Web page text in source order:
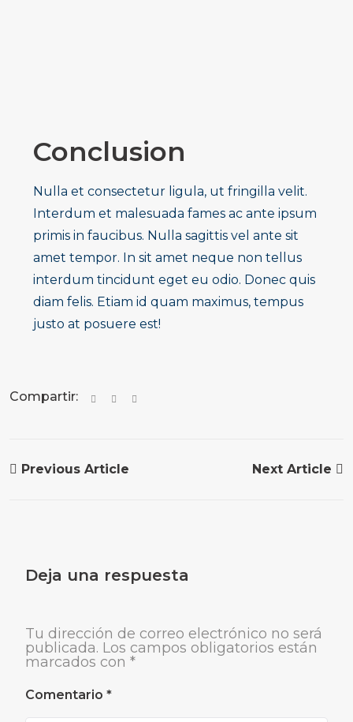
Conclusion
Nulla et consectetur ligula, ut fringilla velit.
Interdum et malesuada fames ac ante ipsum
primis in faucibus. Nulla sagittis vel ante sit
amet tempor. In sit amet neque non tellus
interdum tincidunt eget eu odio. Donec quis
diam felis. Etiam id quam maximus, tempus
justo at posuere est!
Compartir:
Previous Article Next Article
Deja una respuesta
Tu dirección de correo electrónico no será
publicada. Los campos obligatorios están
marcados con *
Comentario *